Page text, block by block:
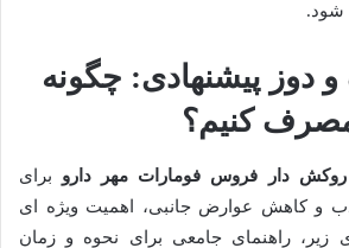
شود.
دوز پیشنهادی: چگونه
کنیم؟
دار فروس فومارات مهر دارو برای
و کاهش عوارض جانبی، اهمیت ویژه ای
زیر، راهنمای جامعی برای نحوه و زمان